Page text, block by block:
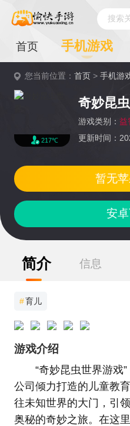
搜索
首页 手机游戏
您当前位置：首页 >手机游
217℃
奇妙昆
游戏类别： 益
更新时间：
安
暂无
简介 信息
#育儿
游戏介绍
“奇妙昆虫世界游戏
公司倾力打造的儿童教
往未知世界的大门，引
奥秘的奇妙之旅。在这